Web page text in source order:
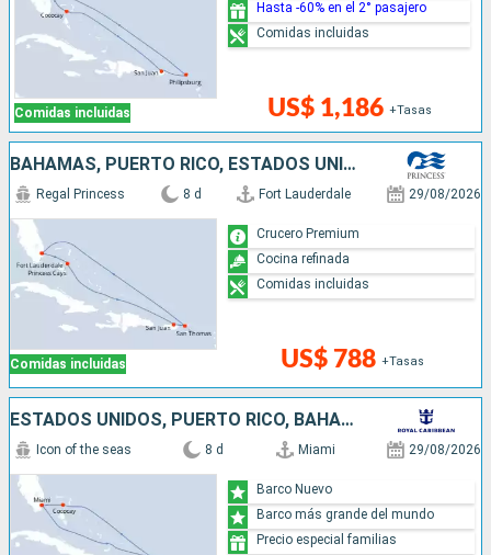
Comidas incluidas US$ 1,186 +Tasas
Hasta -60% en el 2° pasajero
Comidas incluidas
BAHAMAS, PUERTO RICO, ESTADOS UNIDOS
Comidas incluidas
Regal Princess 8 d Fort Lauderdale 29/08/2026
US$ 788 +Tasas
Crucero Premium
Cocina refinada
Comidas incluidas
ESTADOS UNIDOS, PUERTO RICO, BAHAMAS
Icon of the seas 8 d Miami 29/08/2026
Barco Nuevo
Barco más grande del mundo
Precio especial familias